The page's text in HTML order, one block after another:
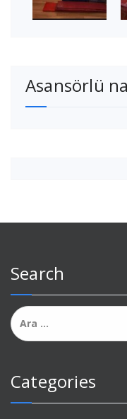
Asansörlü
Search
Arama:
Categories